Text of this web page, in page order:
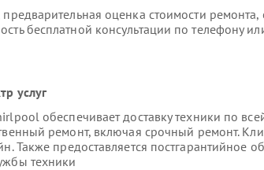
оценка стоимости ремонта,
бесплатной консультации по телефону
услуг
обеспечивает доставку техники по
ремонт, включая срочный ремонт.
Также предоставляется постгарантийное
техники